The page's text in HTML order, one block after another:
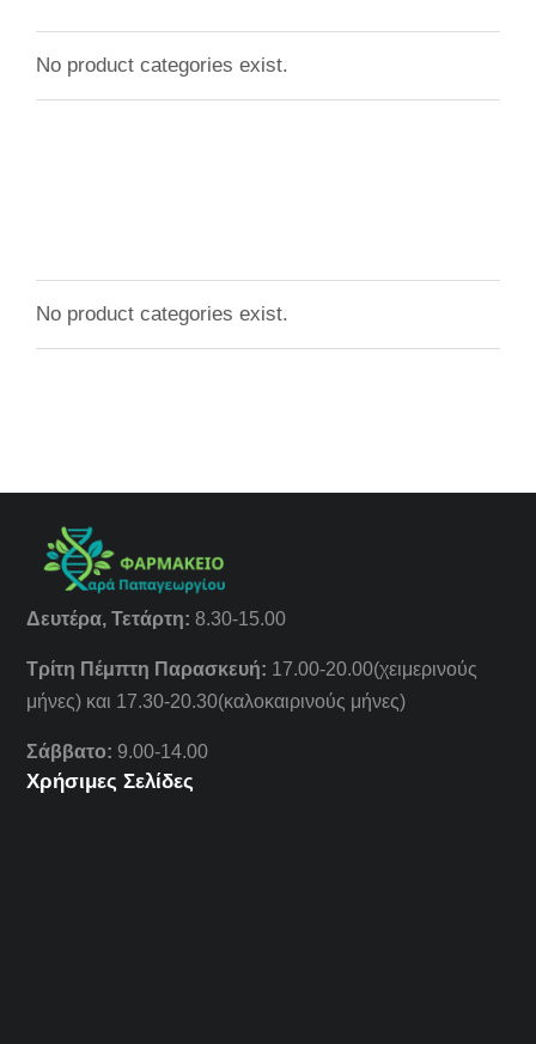
No product categories exist.
No product categories exist.
Δευτέρα, Τετάρτη: 8.30-15.00
Τρίτη Πέμπτη Παρασκευή: 17.00-20.00(χειμερινούς
μήνες) και 17.30-20.30(καλοκαιρινούς μήνες)
Σάββατο: 9.00-14.00
Χρήσιμες Σελίδες